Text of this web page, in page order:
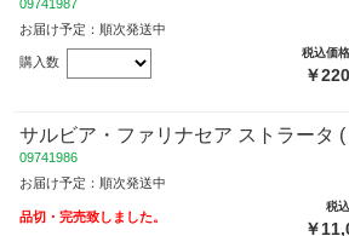
09741987
お届け予定：順次発送中
購入数
税込価格
￥220
サルビア・ファリナセア ストラータ
09741986
お届け予定：順次発送中
品切・完売致しました。
税
￥